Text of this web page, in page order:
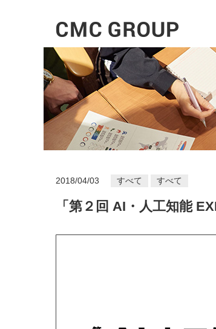
2018/04/03 すべて すべて
「第２回 AI・人工知能